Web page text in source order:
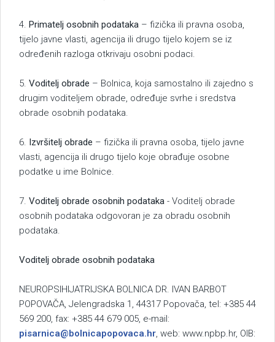
4. Primatelj osobnih podataka – fizička ili pravna osoba,
tijelo javne vlasti, agencija ili drugo tijelo kojem se iz
određenih razloga otkrivaju osobni podaci.
5. Voditelj obrade – Bolnica, koja samostalno ili zajedno s
drugim voditeljem obrade, određuje svrhe i sredstva
obrade osobnih podataka.
6. Izvršitelj obrade – fizička ili pravna osoba, tijelo javne
vlasti, agencija ili drugo tijelo koje obrađuje osobne
podatke u ime Bolnice.
7. Voditelj obrade osobnih podataka - Voditelj obrade
osobnih podataka odgovoran je za obradu osobnih
podataka.
Voditelj obrade osobnih podataka
NEUROPSIHIJATRIJSKA BOLNICA DR. IVAN BARBOT
POPOVAČA, Jelengradska 1, 44317 Popovača, tel: +385 44
569 200, fax: +385 44 679 005, e-mail:
pisarnica@bolnicapopovaca.hr, web: www.npbp.hr, OIB: